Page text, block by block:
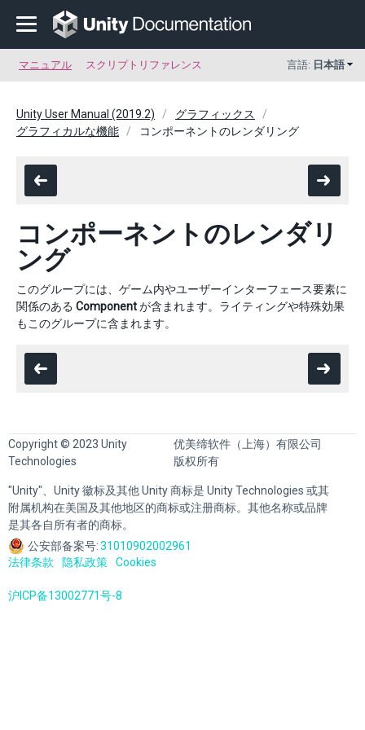
マニュアル スクリプトリファレンス 言語: 日本語
Unity User Manual (2019.2)
グラフィックス
グラフィカルな機能
コンポーネントのレンダリング
コンポーネントのレンダリ
ング
このグループには、ゲーム内やユーザーインターフェース要素に
関係のある Componentが含まれます。ライティングや特殊効果
もこのグループに含まれます。
Copyright © 2023 Unity
Technologies
优美缔软件（上海）有限公司
版权所有
"Unity"、Unity 徽标及其他 Unity 商标是 Unity Technologies 或其
附属机构在美国及其他地区的商标或注册商标。其他名称或品牌
是其各自所有者的商标。
公安部备案号:31010902002961
法律条款
隐私政策 Cookies
沪ICP备13002771号-8